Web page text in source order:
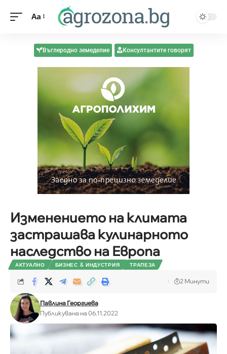
Aa
Въглеродно земеделие Консултантите говорят
Изменението на климата
застрашава кулинарното
наследство на Европа
АКТУАЛНО БИЗНЕС & ИНДУСТРИЯ ТРАПЕЗА
Павлина Георгиева
Публикувана на 06.11.2022
2 Минути